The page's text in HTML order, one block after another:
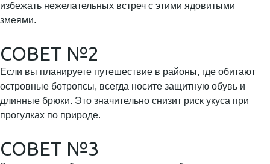
избежать нежелательных встреч с этими ядовитыми
змеями.
СОВЕТ №2
Если вы планируете путешествие в районы, где обитают
островные ботропсы, всегда носите защитную обувь и
длинные брюки. Это значительно снизит риск укуса при
прогулках по природе.
СОВЕТ №3